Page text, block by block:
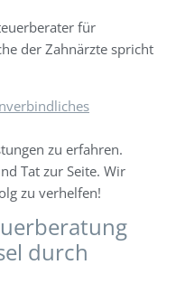
für
der Zahnärzte spricht
zu erfahren.
Tat zur Seite. Wir
zu verhelfen!
durch